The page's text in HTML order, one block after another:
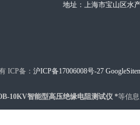
地址：上海市宝山区水
ICP备： 沪ICP备17006008号-27
10KV智能型高压绝缘电阻测试仪 *等信